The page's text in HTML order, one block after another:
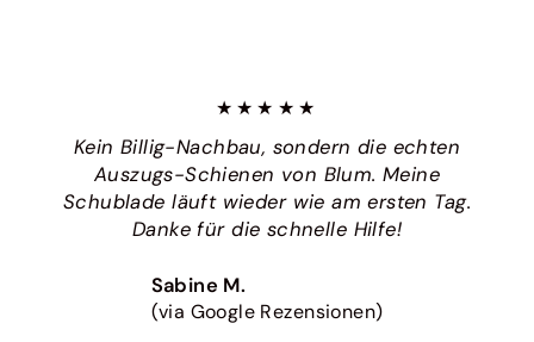
★★★★★
Kein Billig-Nachbau, sondern die echten
Auszugs-Schienen von Blum. Meine
Schublade läuft wieder wie am ersten Tag.
Danke für die schnelle Hilfe!
Sabine M.
(via Google Rezensionen)